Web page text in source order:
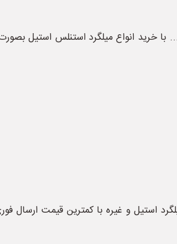
خرید انواع میلگرد استنلس استیل
استیل و غیره با کمترین قیمت